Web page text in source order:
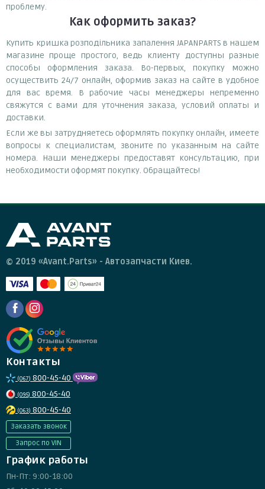
проблему.
Как оформить заказ?
Купить кришка розподільника запалення JAPANPARTS в нашем
магазине проще простого, ведь клиенту доступны разные
способы оформления заказа. Во-первых, покупку можно
осуществить 24/7 онлайн, оформив заказ на сайте в удобное
для вас время. В рабочие часы менеджеры непременно
свяжутся с вами для уточнения заказа, условий оплаты и
доставки.
Если же вы затрудняетесь оформлять покупку онлайн, имеете
вопросы к специалистам, звоните по указанным на сайте
номера. Наши менеджеры предоставят консультацию, при
необходимости оформят покупку. Обращайтесь!
© 2019 «Avant.Parts» - Автозапчасти Киев.
Контакты
(067) 800-45-40
(095) 800-45-40
(063) 800-45-40
Заказать звонок
Запрос по VIN
График работы
Пн-Пт: 9:00-18:00